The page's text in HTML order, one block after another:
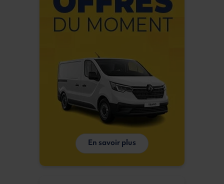
En savoir plus